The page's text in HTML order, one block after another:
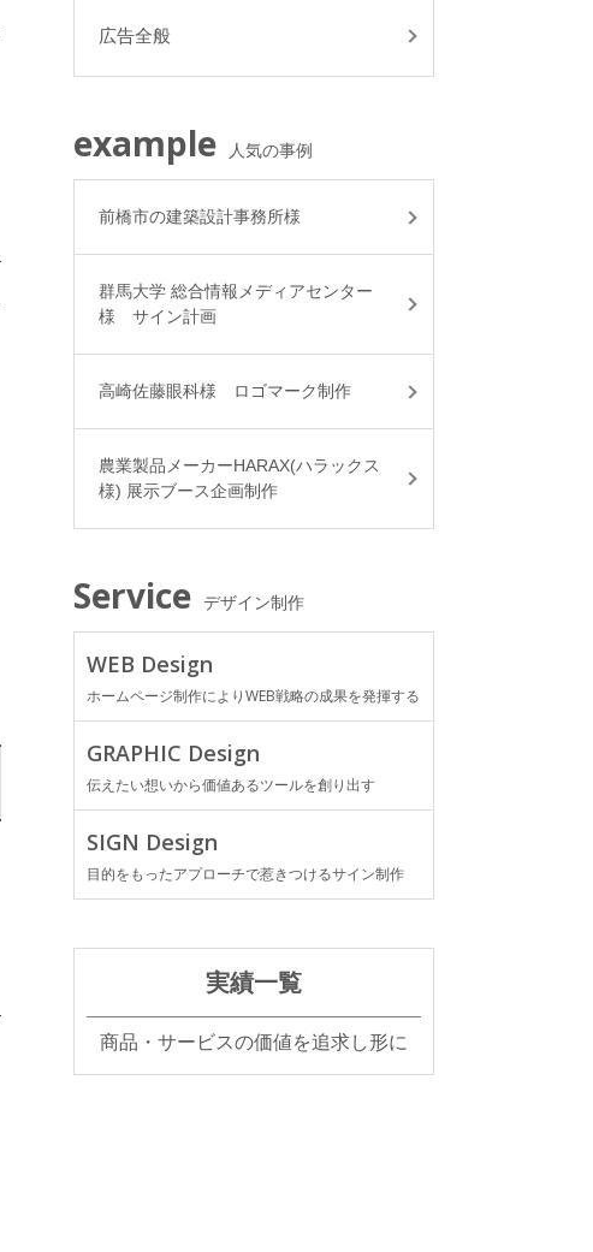
広告全般
example 人気の事例
前橋市の建築設計事務所様
群馬大学 総合情報メディアセンター
様 サイン計画
高崎佐藤眼科様 ロゴマーク制作
農業製品メーカーHARAX(ハラックス
様) 展示ブース企画制作
Service デザイン制作
WEB Design
ホームページ制作によりWEB戦略の成果を発揮する
GRAPHIC Design
伝えたい想いから価値あるツールを創り出す
SIGN Design
目的をもったアプローチで惹きつけるサイン制作
実績一覧
商品・サービスの価値を追求し形に